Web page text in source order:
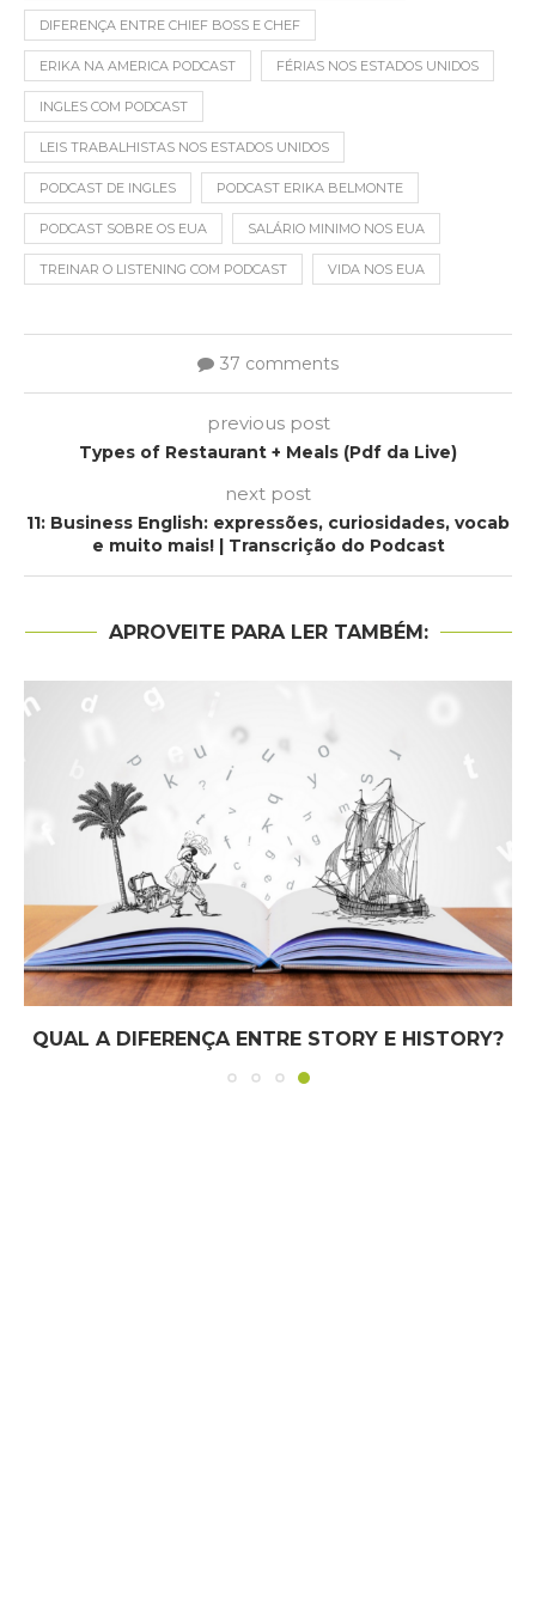
DIFERENÇA ENTRE CHIEF BOSS E CHEF
ERIKA NA AMERICA PODCAST FÉRIAS NOS ESTADOS UNIDOS
INGLES COM PODCAST
LEIS TRABALHISTAS NOS ESTADOS UNIDOS
PODCAST DE INGLES PODCAST ERIKA BELMONTE
PODCAST SOBRE OS EUA SALÁRIO MINIMO NOS EUA
TREINAR O LISTENING COM PODCAST VIDA NOS EUA
37 comments
previous post
Types of Restaurant + Meals (Pdf da Live)
next post
11: Business English: expressões, curiosidades, vocab
e muito mais! | Transcrição do Podcast
APROVEITE PARA LER TAMBÉM:
QUAL A DIFERENÇA ENTRE STORY E HISTORY?